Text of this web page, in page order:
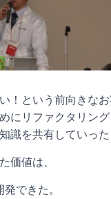
！という前向きな
にリファクタリン
識を共有していっ
価値は、
できた。